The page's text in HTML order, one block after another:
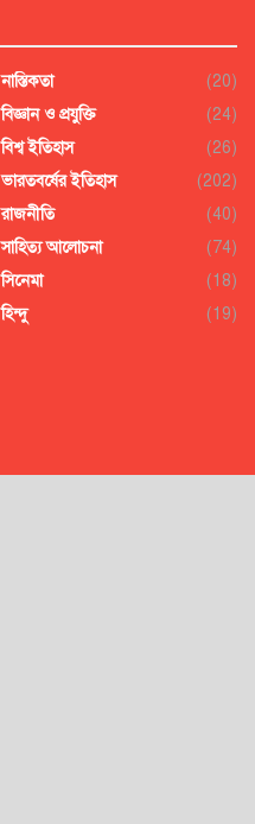
নাস্তিকতা
(20)
বিজ্ঞান ও প্রযুক্তি
(24)
বিশ্ব ইতিহাস
(26)
ভারতবর্ষের ইতিহাস
(202)
রাজনীতি
(40)
সাহিত্য আলোচনা
(74)
সিনেমা
(18)
হিন্দু
(19)